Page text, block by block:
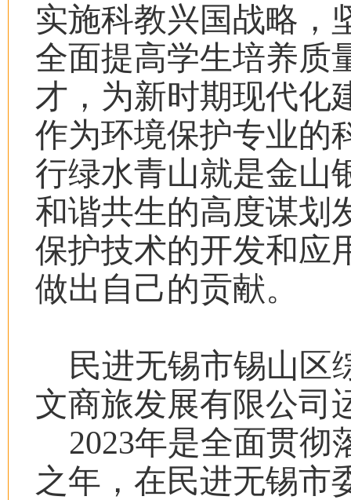
实施科教兴国战略，
全面提高学生培养质
才，为新时期现代化
作为环境保护专业的
行绿水青山就是金山
和谐共生的高度谋划
保护技术的开发和应
做出自己的贡献。
民进无锡市锡山区
文商旅发展有限公司
2023年是全面贯彻
之年，在民进无锡市